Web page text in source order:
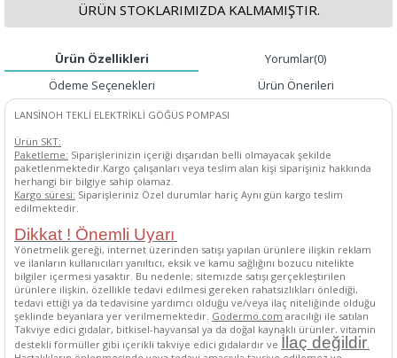
ÜRÜN STOKLARIMIZDA KALMAMIŞTIR.
Ürün Özellikleri Yorumlar(0)
Ödeme Seçenekleri
Ürün Önerileri
LANSİNOH TEKLİ ELEKTRİKLİ GÖĞÜS POMPASI
Ürün SKT:
Paketleme: Siparişlerinizin içeriği dışarıdan belli olmayacak şekilde
paketlenmektedir.Kargo çalışanları veya teslim alan kişi siparişiniz hakkında
herhangi bir bilgiye sahip olamaz.
Kargo süresi: Siparişleriniz Özel durumlar hariç Aynı gün kargo teslim
edilmektedir.
Dikkat ! Önemli Uyarı
Yönetmelik gereği, internet üzerinden satışı yapılan ürünlere ilişkin reklam
ve ilanların kullanıcıları yanıltıcı, eksik ve kamu sağlığını bozucu nitelikte
bilgiler içermesi yasaktır. Bu nedenle; sitemizde satışı gerçekleştirilen
ürünlere ilişkin, özellikle tedavi edilmesi gereken rahatsızlıkları önlediği,
tedavi ettiği ya da tedavisine yardımcı olduğu ve/veya ilaç niteliğinde olduğu
şeklinde beyanlara yer verilmemektedir. Godermo.com aracılığı ile satılan
Takviye edici gıdalar, bitkisel-hayvansal ya da doğal kaynaklı ürünler, vitamin
destekli formüller gibi içerikli takviye edici gıdalardır ve İlaç değildir.